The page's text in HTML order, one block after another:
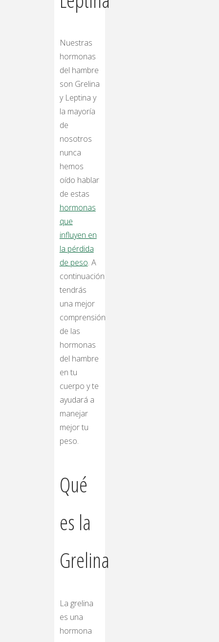
Nuestras
hormonas
del hambre
son Grelina
y Leptina y
la mayoría
de
nosotros
nunca
hemos
oído hablar
de estas
hormonas
que
influyen en
la pérdida
de peso. A
continuación
tendrás
una mejor
comprensión
de las
hormonas
del hambre
en tu
cuerpo y te
ayudará a
manejar
mejor tu
peso.
Qué
es la
Grelina
La grelina
es una
hormona